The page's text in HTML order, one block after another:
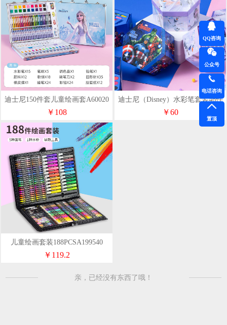
迪士尼150件套儿童绘画套A60020
￥108
迪士尼（Disney）水彩笔套装46件
绘画套装DM29407
￥60
儿童绘画套装188PCSA199540
￥119.2
亲，已经没有东西了哦！
QQ咨询
公众号
电话咨询
置顶